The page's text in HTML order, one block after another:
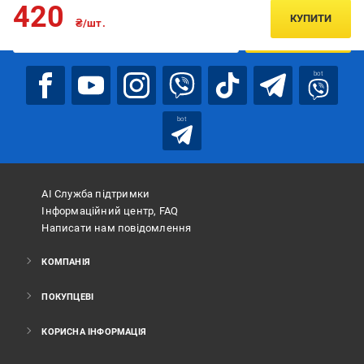
420 ₴/шт. КУПИТИ
ПІДПИСАТИСЯ
bot
bot
АІ Служба підтримки
Інформаційний центр, FAQ
Написати нам повідомлення
КОМПАНІЯ
ПОКУПЦЕВІ
КОРИСНА ІНФОРМАЦІЯ